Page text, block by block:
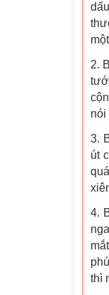
2.
nói
3.
út
4.
thì